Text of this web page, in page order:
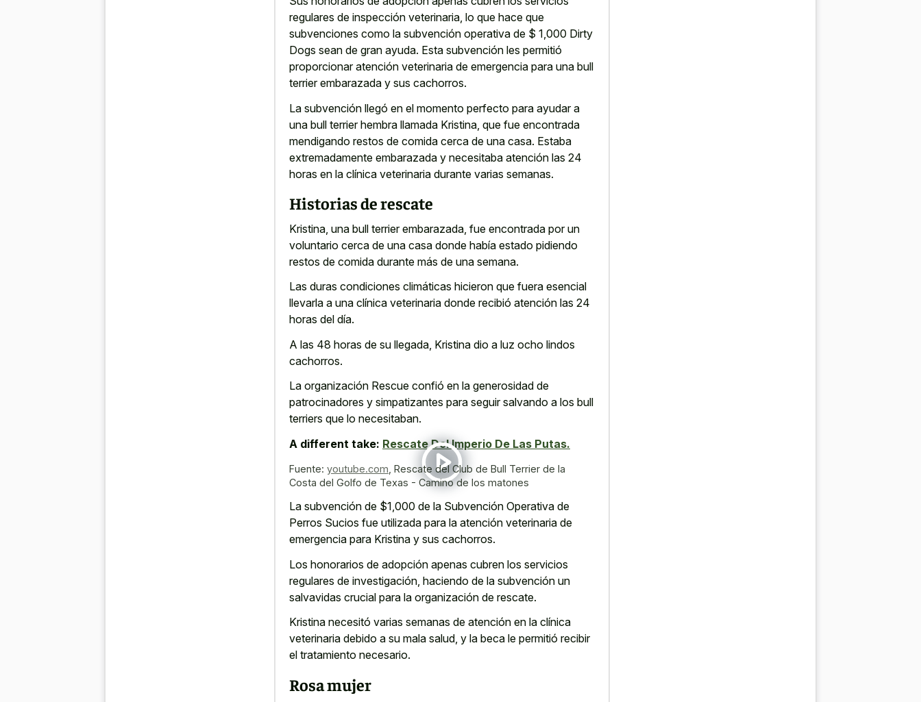
regulares de inspección veterinaria, lo que hace que
subvenciones como la subvención operativa de $ 1,000 Dirty
Dogs sean de gran ayuda. Esta subvención les permitió
proporcionar atención veterinaria de emergencia para una bull
terrier embarazada y sus cachorros.
La subvención llegó en el momento perfecto para ayudar a
una bull terrier hembra llamada Kristina, que fue encontrada
mendigando restos de comida cerca de una casa. Estaba
extremadamente embarazada y necesitaba atención las 24
horas en la clínica veterinaria durante varias semanas.
Historias de rescate
Kristina, una bull terrier embarazada, fue encontrada por un
voluntario cerca de una casa donde había estado pidiendo
restos de comida durante más de una semana.
Las duras condiciones climáticas hicieron que fuera esencial
llevarla a una clínica veterinaria donde recibió atención las 24
horas del día.
A las 48 horas de su llegada, Kristina dio a luz ocho lindos
cachorros.
La organización Rescue confió en la generosidad de
patrocinadores y simpatizantes para seguir salvando a los bull
terriers que lo necesitaban.
A different take: Rescate Del Imperio De Las Putas.
Fuente: youtube.com Rescate del Club de Bull Terrier de la
Costa del Golfo de Texas - Camino de los matones
La subvención de $1,000 de la Subvención Operativa de
Perros Sucios fue utilizada para la atención veterinaria de
emergencia para Kristina y sus cachorros.
Los honorarios de adopción apenas cubren los servicios
regulares de investigación, haciendo de la subvención un
salvavidas crucial para la organización de rescate.
Kristina necesitó varias semanas de atención en la clínica
veterinaria debido a su mala salud, y la beca le permitió recibir
el tratamiento necesario.
Rosa mujer